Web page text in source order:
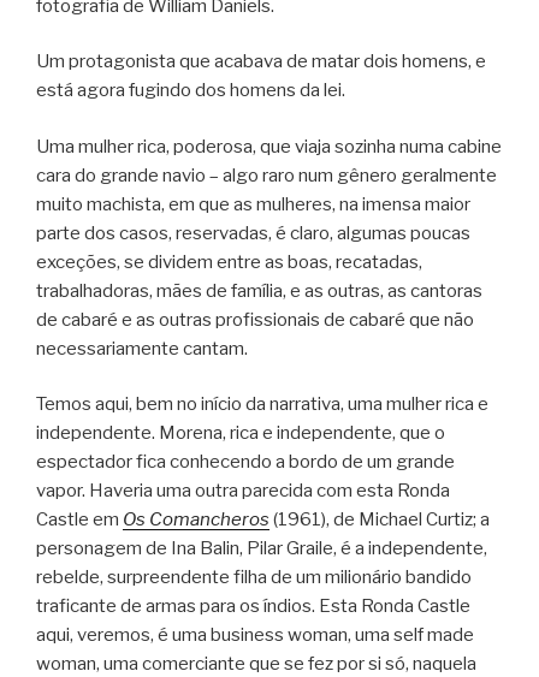
fotografia de William Daniels.
Um protagonista que acabava de matar dois homens, e
está agora fugindo dos homens da lei.
Uma mulher rica, poderosa, que viaja sozinha numa cabine
cara do grande navio – algo raro num gênero geralmente
muito machista, em que as mulheres, na imensa maior
parte dos casos, reservadas, é claro, algumas poucas
exceções, se dividem entre as boas, recatadas,
trabalhadoras, mães de família, e as outras, as cantoras
de cabaré e as outras profissionais de cabaré que não
necessariamente cantam.
Temos aqui, bem no início da narrativa, uma mulher rica e
independente. Morena, rica e independente, que o
espectador fica conhecendo a bordo de um grande
vapor. Haveria uma outra parecida com esta Ronda
Castle em Os Comancheros (1961), de Michael Curtiz; a
personagem de Ina Balin, Pilar Graile, é a independente,
rebelde, surpreendente filha de um milionário bandido
traficante de armas para os índios. Esta Ronda Castle
aqui, veremos, é uma business woman, uma self made
woman, uma comerciante que se fez por si só, naquela